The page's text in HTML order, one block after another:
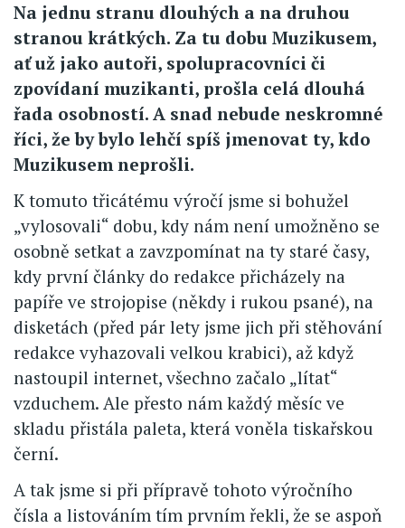
Na jednu stranu dlouhých a na druhou
stranou krátkých. Za tu dobu Muzikusem,
ať už jako autoři, spolupracovníci či
zpovídaní muzikanti, prošla celá dlouhá
řada osobností. A snad nebude neskromné
říci, že by bylo lehčí spíš jmenovat ty, kdo
Muzikusem neprošli.
K tomuto třicátému výročí jsme si bohužel
„vylosovali“ dobu, kdy nám není umožněno se
osobně setkat a zavzpomínat na ty staré časy,
kdy první články do redakce přicházely na
papíře ve strojopise (někdy i rukou psané), na
disketách (před pár lety jsme jich při stěhování
redakce vyhazovali velkou krabici), až když
nastoupil internet, všechno začalo „lítat“
vzduchem. Ale přesto nám každý měsíc ve
skladu přistála paleta, která voněla tiskařskou
černí.
A tak jsme si při přípravě tohoto výročního
čísla a listováním tím prvním řekli, že se aspoň